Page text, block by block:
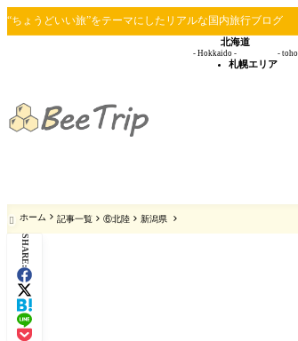
“ちょうどいい旅”をテーマにしたリアルな国内旅行ブログ
北海道
- Hokkaido -
札幌エリア
-
 ホーム 記事一覧 ⑥北陸 新潟県
SHARE: